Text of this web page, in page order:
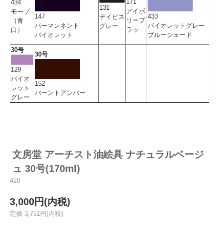
434
モーブ
（青
口）
147
パーマンネント
バイオレット
131
デイビス
グレー
171
アイボ
リーブ
ラッ
433
バイオレットグレー
ブルーシェード
30号
129
バイオ
レット
グレー
30号
152
バーントアンバー
文房堂 アーチスト油絵具 ナチュラルベージ
ュ 30号(170ml)
428
3,000円(内税)
定価 3,751円(内税)